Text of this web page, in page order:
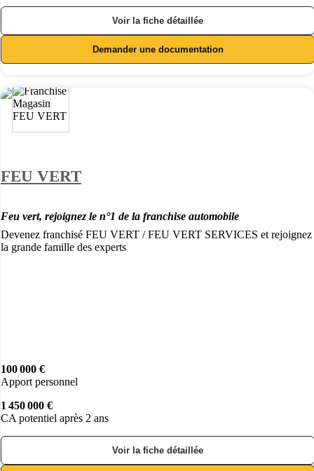
Voir la fiche détaillée
Demander une documentation
FEU VERT
Feu vert, rejoignez le n°1 de la franchise automobile
Devenez franchisé FEU VERT / FEU VERT SERVICES et rejoignez
la grande famille des experts
100 000 €
Apport personnel
1 450 000 €
CA potentiel après 2 ans
Voir la fiche détaillée